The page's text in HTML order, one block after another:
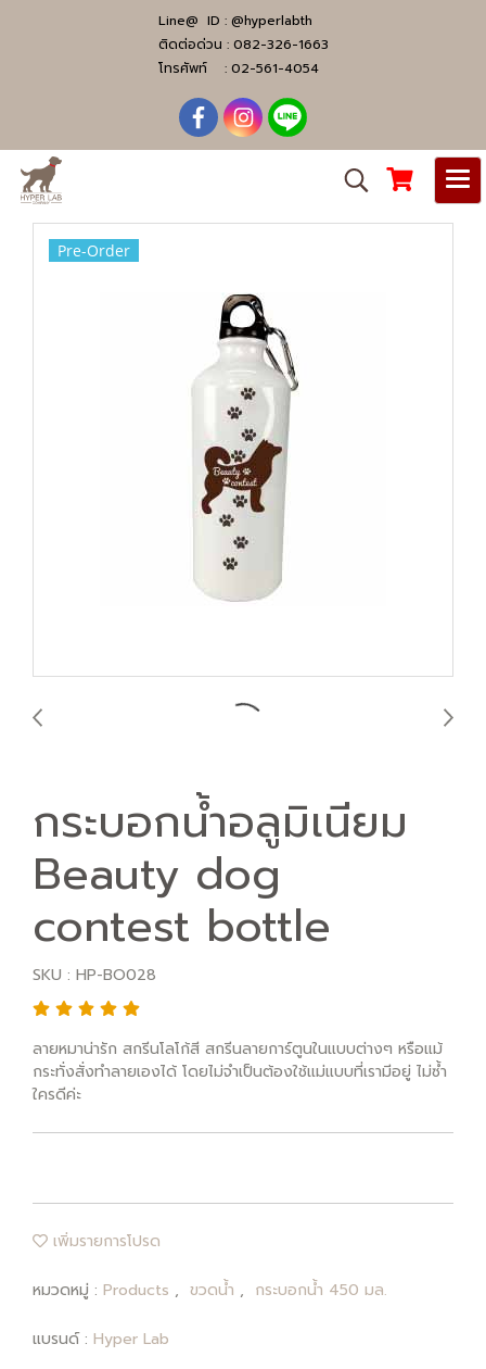
Line@ ID : @hyperlabth
ติดต่อด่วน : 082-326-1663
โทรศัพท์ : 02-561-4054
Pre-Order
กระบอกน้ำอลูมิเนียม
Beauty dog
contest bottle
SKU : HP-BO028
ลายหมาน่ารัก สกรีนโลโก้สี สกรีนลายการ์ตูนในแบบต่างๆ หรือแม้
กระทั่งสั่งทำลายเองได้ โดยไม่จำเป็นต้องใช้แม่แบบที่เรามีอยู่ ไม่ซ้ำ
ใครดีค่ะ
เพิ่มรายการโปรด
หมวดหมู่ : Products , ขวดน้ำ , กระบอกน้ำ 450 มล.
แบรนด์ : Hyper Lab